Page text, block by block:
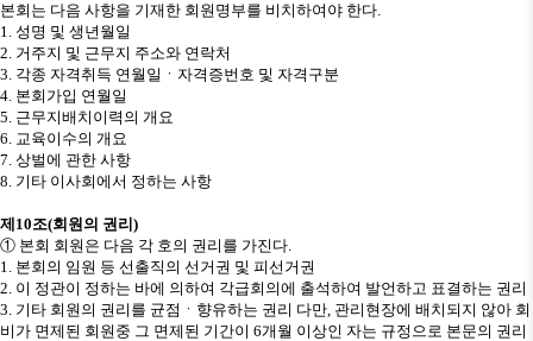
본회는 다음 사항을 기재한 회원명부를 비치하여야 한다.
1. 성명 및 생년월일
2. 거주지 및 근무지 주소와 연락처
3. 각종 자격취득 연월일 ㆍ 자격증번호 및 자격구분
4. 본회가입 연월일
5. 근무지배치이력의 개요
6. 교육이수의 개요
7. 상벌에 관한 사항
8. 기타 이사회에서 정하는 사항
제 10조(회원의 권리 )
① 본회 회원은 다음 각 호의 권리를 가진다.
1. 본회의 임원 등 선출직의 선거권 및 피선거권
2. 이 정관이 정하는 바에 의하여 각급회의에 출석하여 발언하고 표결하는 권리
3. 기타 회원의 권리를 균점 ㆍ 향유하는 권리 다만, 관리현장에 배치되지 않아 회
비가 면제된 회원중 그 면제된 기간이 6개월 이상인 자는 규정으로 본문의 권리